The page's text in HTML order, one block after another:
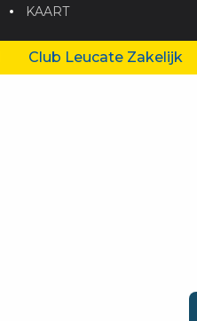
KAART
Club Leucate Zakelijk